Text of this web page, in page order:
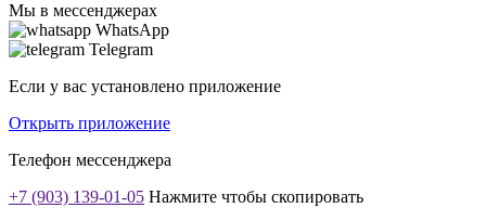
Мы в мессенджерах
WhatsApp
Telegram
Если у вас установлено приложение
Открыть приложение
Телефон мессенджера
+7 (903) 139-01-05 Нажмите чтобы скопировать